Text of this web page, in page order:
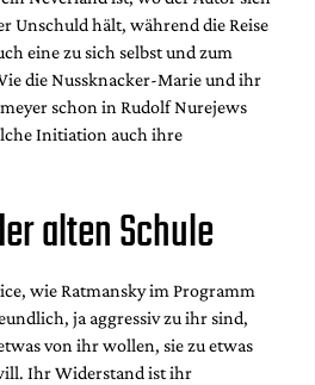
Unschuld hält, während die Reise
eine zu sich selbst und zum
die Nussknacker-Marie und ihr
schon in Rudolf Nurejews
Initiation auch ihre
alten Schule
wie Ratmansky im Programm
ja aggressiv zu ihr sind,
von ihr wollen, sie zu etwas
Ihr Widerstand ist ihr